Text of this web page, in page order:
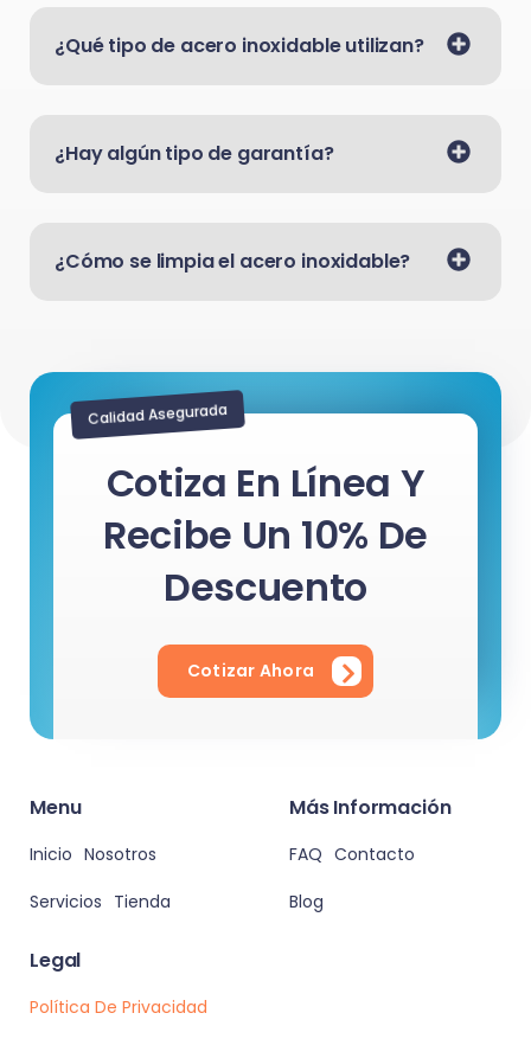
¿Qué tipo de acero inoxidable utilizan?
¿Hay algún tipo de garantía?
¿Cómo se limpia el acero inoxidable?
Calidad Asegurada
Cotiza En Línea Y
Recibe Un 10% De
Descuento
Cotizar Ahora
Menu
Inicio Nosotros
Servicios Tienda
Más Información
FAQ Contacto
Blog
Legal
Política De Privacidad